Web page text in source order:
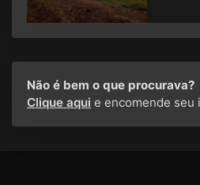
Não é bem o que procurava?
Clique aqui e encomende seu